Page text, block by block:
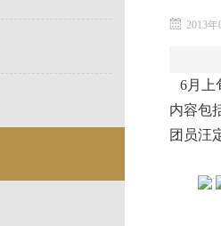
2013
6月上
内容包
团员汪